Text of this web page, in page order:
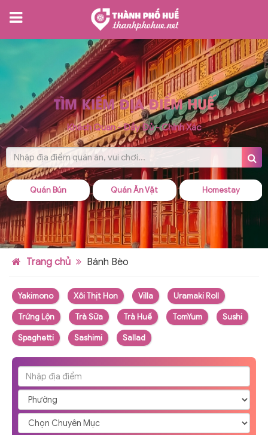
TÌM KIẾM ĐỊA ĐIỂM HUẾ
Khách Quan - Đầy Đủ - Chính Xác
Quán Ăn Vặt Homestay Quán Cháo
Trang chủ Bánh Bèo
Yakimono Xôi Thịt Hon Villa Uramaki Roll
Trứng Lộn Trà Sữa Trà Huế TomYum Sushi
Spaghetti Sashimi Sallad